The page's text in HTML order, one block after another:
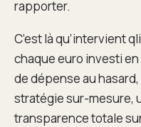
rapporter.
C’est là qu’intervient
chaque euro investi
de dépense au
stratégie sur-mesure,
transparence totale